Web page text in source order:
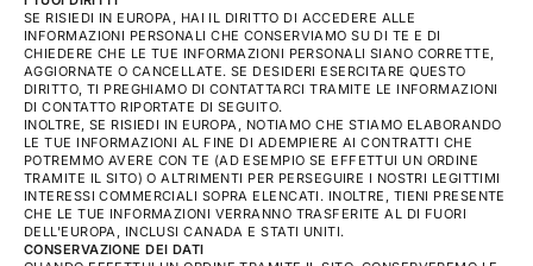
SE RISIEDI IN EUROPA, HAI IL DIRITTO DI ACCEDERE ALLE
INFORMAZIONI PERSONALI CHE CONSERVIAMO SU DI TE E DI
CHIEDERE CHE LE TUE INFORMAZIONI PERSONALI SIANO CORRETTE,
AGGIORNATE O CANCELLATE. SE DESIDERI ESERCITARE QUESTO
DIRITTO, TI PREGHIAMO DI CONTATTARCI TRAMITE LE INFORMAZIONI
DI CONTATTO RIPORTATE DI SEGUITO.
INOLTRE, SE RISIEDI IN EUROPA, NOTIAMO CHE STIAMO ELABORANDO
LE TUE INFORMAZIONI AL FINE DI ADEMPIERE AI CONTRATTI CHE
POTREMMO AVERE CON TE (AD ESEMPIO SE EFFETTUI UN ORDINE
TRAMITE IL SITO) O ALTRIMENTI PER PERSEGUIRE I NOSTRI LEGITTIMI
INTERESSI COMMERCIALI SOPRA ELENCATI. INOLTRE, TIENI PRESENTE
CHE LE TUE INFORMAZIONI VERRANNO TRASFERITE AL DI FUORI
DELL'EUROPA, INCLUSI CANADA E STATI UNITI.
CONSERVAZIONE DEI DATI